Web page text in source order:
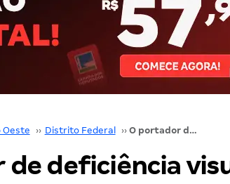
Oeste ›› Distrito Federal ›› O portador de deficiência visual e o cão-guia
deficiência